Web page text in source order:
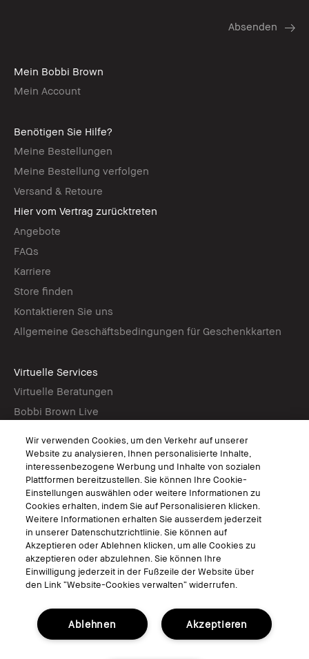
Mein Bobbi Brown
Mein Account
Benötigen Sie Hilfe?
Meine Bestellungen
Meine Bestellung verfolgen
Versand & Retoure
Hier vom Vertrag zurücktreten
Angebote
FAQs
Karriere
Store finden
Kontaktieren Sie uns
Allgemeine Geschäftsbedingungen für Geschenkkarten
Virtuelle Services
Virtuelle Beratungen
Bobbi Brown Live
Folgen
© Bobbi Brown Professional Cosmetics, Inc. Alle Rechte vorbehalten.
Allgemeine Geschäftsbedingungen
Nutzungsbedingungen
Datenschutzerklärung
Cookies der Webseite verwalten
Wir verwenden Cookies, um den Verkehr auf unserer
Website zu analysieren, Ihnen personalisierte Inhalte,
interessenbezogene Werbung und Inhalte von sozialen
Plattformen bereitzustellen. Sie können Ihre Cookie-
Einstellungen auswählen oder weitere Informationen zu
Cookies erhalten, indem Sie auf Personalisieren klicken.
Weitere Informationen erhalten Sie ausserdem jederzeit
in unserer Datenschutzrichtlinie. Sie können auf
Akzeptieren oder Ablehnen klicken, um alle Cookies zu
akzeptieren oder abzulehnen. Sie können Ihre
Einwilligung jederzeit in der Fußzeile der Website über
den Link “Website-Cookies verwalten“ widerrufen.
Akzeptieren
Ablehnen